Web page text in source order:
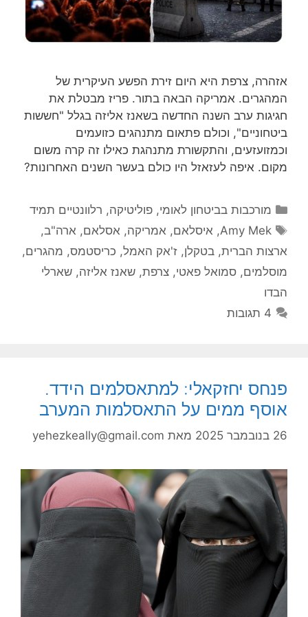
אזהרה, צרפת היא היום זירת הפשע העיקרית של
המהגרים. אמריקה הבאה בתור. פריז מבטלת את
חגיגות ערב השנה החדשה בשאנז אליזה בגלל "חששות
ביטחוניים", וכולם פתאום מתנהגים כזועמים
וכמזועזעים, והתקשורת מתנהגת כאילו זה קרה משום
מקום. איפה לעזאזל היו כולם בעשר השנים האחרונות?
קטגוריות
מורכבות בביטחון לאומי,פוליטיקה, רלוונטיים תמיד
תגיות
Amy Mek
, איסלאם, אמריקה, אסלאם, ארה"ב,
ארצות הברית, בטקלן, ז'אק האמל, כריסטמס, מהגרים,
מוסלמים, סמואל פאטי, צרפת, שאנז אליזה, שארלי
הבדו
4 תגובות
פנחס יחזקאלי: למתאסלמים הידד.
אוסף ממים על התאסלמות המערב
26 בנובמבר 2025 מאת yehezkeally@gmail.com